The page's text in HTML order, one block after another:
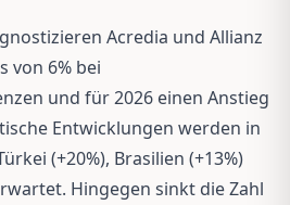
Acredia und Allianz
von 6% bei
und für 2026 einen Anstieg
Entwicklungen werden in
(+20%), Brasilien (+13%)
Hingegen sinkt die Zahl